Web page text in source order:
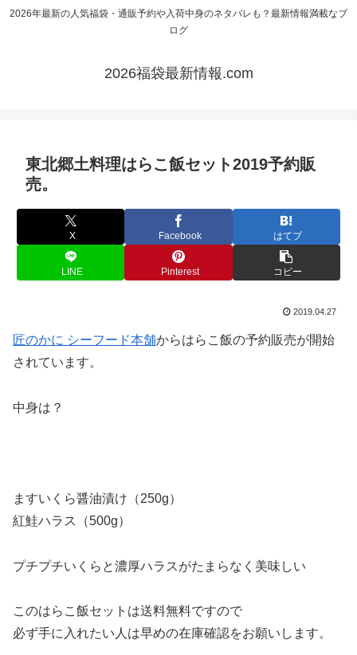
2026年最新の人気福袋・通販予約や入荷中身のネタバレも？最新情報満載なブ
ログ
2026福袋最新情報.com
東北郷土料理はらこ飯セット2019予約販
売。
X Facebook はてブ
LINE Pinterest コピー
2019.04.27
匠のかに シーフード本舗からはらこ飯の予約販売が開始
されています。
中身は？
ますいくら醤油漬け（250g）
紅鮭ハラス（500g）
プチプチいくらと濃厚ハラスがたまらなく美味しい
このはらこ飯セットは送料無料ですので
必ず手に入れたい人は早めの在庫確認をお願いします。